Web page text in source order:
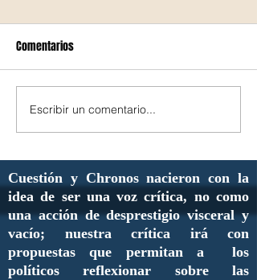
Comentarios
Escribir un comentario...
Cuestión y Chronos nacieron con la
idea de ser una voz crítica, no como
una acción de desprestigio visceral y
vacío; nuestra crítica irá con
propuestas que permitan a los
políticos reflexionar sobre las